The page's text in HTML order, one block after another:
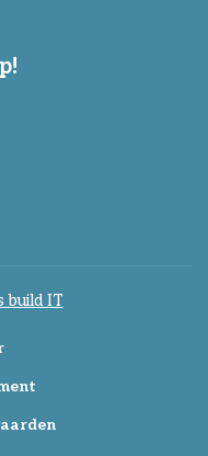
build IT